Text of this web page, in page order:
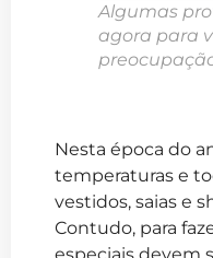
Algumas
agora para
Nesta época do
temperaturas e
vestidos, saias e
Contudo, para